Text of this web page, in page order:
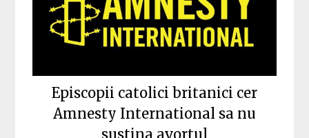
Episcopii catolici britanici cer
Amnesty International sa nu
sustina avortul